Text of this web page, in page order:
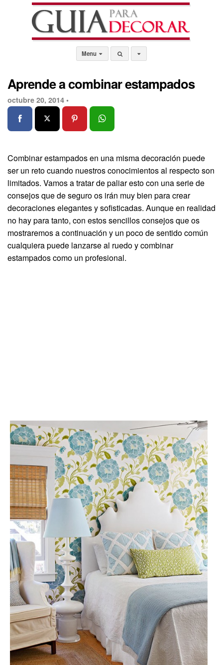
Menu
Aprende a combinar estampados
octubre 20, 2014 •
Combinar estampados en una misma decoración puede
ser un reto cuando nuestros conocimientos al respecto son
limitados. Vamos a tratar de paliar esto con una serie de
consejos que de seguro os irán muy bien para crear
decoraciones elegantes y sofisticadas. Aunque en realidad
no hay para tanto, con estos sencillos consejos que os
mostraremos a continuación y un poco de sentido común
cualquiera puede lanzarse al ruedo y combinar
estampados como un profesional.